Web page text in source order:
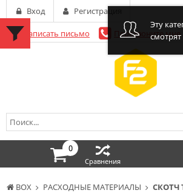
BOX РАСХОДНЫЕ МАТЕРИАЛЫ СКОТЧ
Написать письмо Перезвоните мне
Вход Регистрация
0
Сравнения
Эту
смотрят